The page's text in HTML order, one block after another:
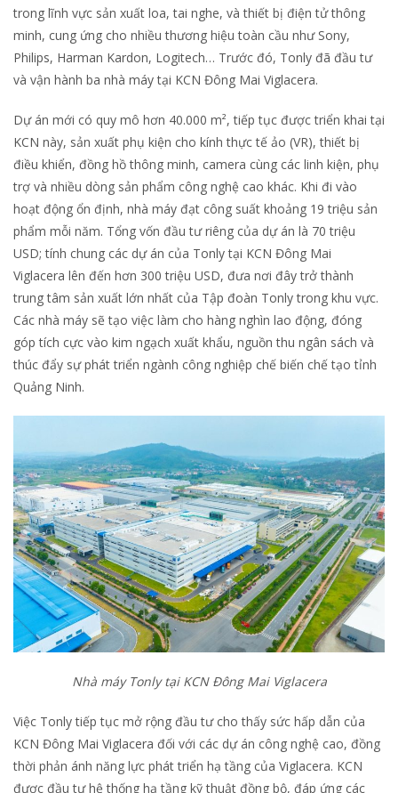
trong lĩnh vực sản xuất loa, tai nghe, và thiết bị điện tử thông
minh, cung ứng cho nhiều thương hiệu toàn cầu như Sony,
Philips, Harman Kardon, Logitech… Trước đó, Tonly đã đầu tư
và vận hành ba nhà máy tại KCN Đông Mai Viglacera.
Dự án mới có quy mô hơn 40.000 m², tiếp tục được triển khai tại
KCN này, sản xuất phụ kiện cho kính thực tế ảo (VR), thiết bị
điều khiển, đồng hồ thông minh, camera cùng các linh kiện, phụ
trợ và nhiều dòng sản phẩm công nghệ cao khác. Khi đi vào
hoạt động ổn định, nhà máy đạt công suất khoảng 19 triệu sản
phẩm mỗi năm. Tổng vốn đầu tư riêng của dự án là 70 triệu
USD; tính chung các dự án của Tonly tại KCN Đông Mai
Viglacera lên đến hơn 300 triệu USD, đưa nơi đây trở thành
trung tâm sản xuất lớn nhất của Tập đoàn Tonly trong khu vực.
Các nhà máy sẽ tạo việc làm cho hàng nghìn lao động, đóng
góp tích cực vào kim ngạch xuất khẩu, nguồn thu ngân sách và
thúc đẩy sự phát triển ngành công nghiệp chế biến chế tạo tỉnh
Quảng Ninh.
Nhà máy Tonly tại KCN Đông Mai Viglacera
Việc Tonly tiếp tục mở rộng đầu tư cho thấy sức hấp dẫn của
KCN Đông Mai Viglacera đối với các dự án công nghệ cao, đồng
thời phản ánh năng lực phát triển hạ tầng của Viglacera. KCN
được đầu tư hệ thống hạ tầng kỹ thuật đồng bộ, đáp ứng các